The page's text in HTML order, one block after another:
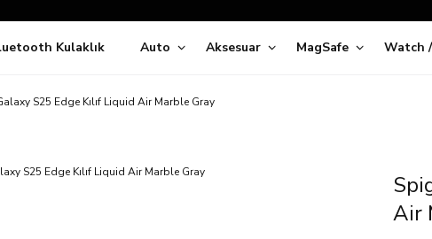
Siparişleriniz
5 İş Günü İçerisinde Kargoda!
Ödeme Kolaylığı, Kredi Kartı ile Taksitli Hızlı ve Güvenli Alışveriş!
Süper İndirimli Fiyatlar
Kulaklık Auto Aksesuar MagSafe Watch
S25 Edge Kılıf Liquid Air Marble Gray
Air